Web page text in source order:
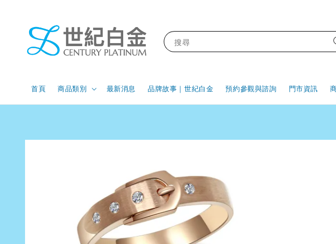
搜尋
首頁 商品類別 最新消息 品牌故事｜世紀白金 預約參觀與諮詢 門市資訊